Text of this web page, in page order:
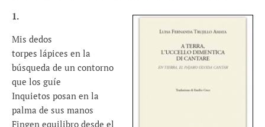
1.
Mis dedos
torpes lápices en la
búsqueda de un contorno
que los guíe
Inquietos posan en la
palma de sus manos
Fingen equilibro desde el